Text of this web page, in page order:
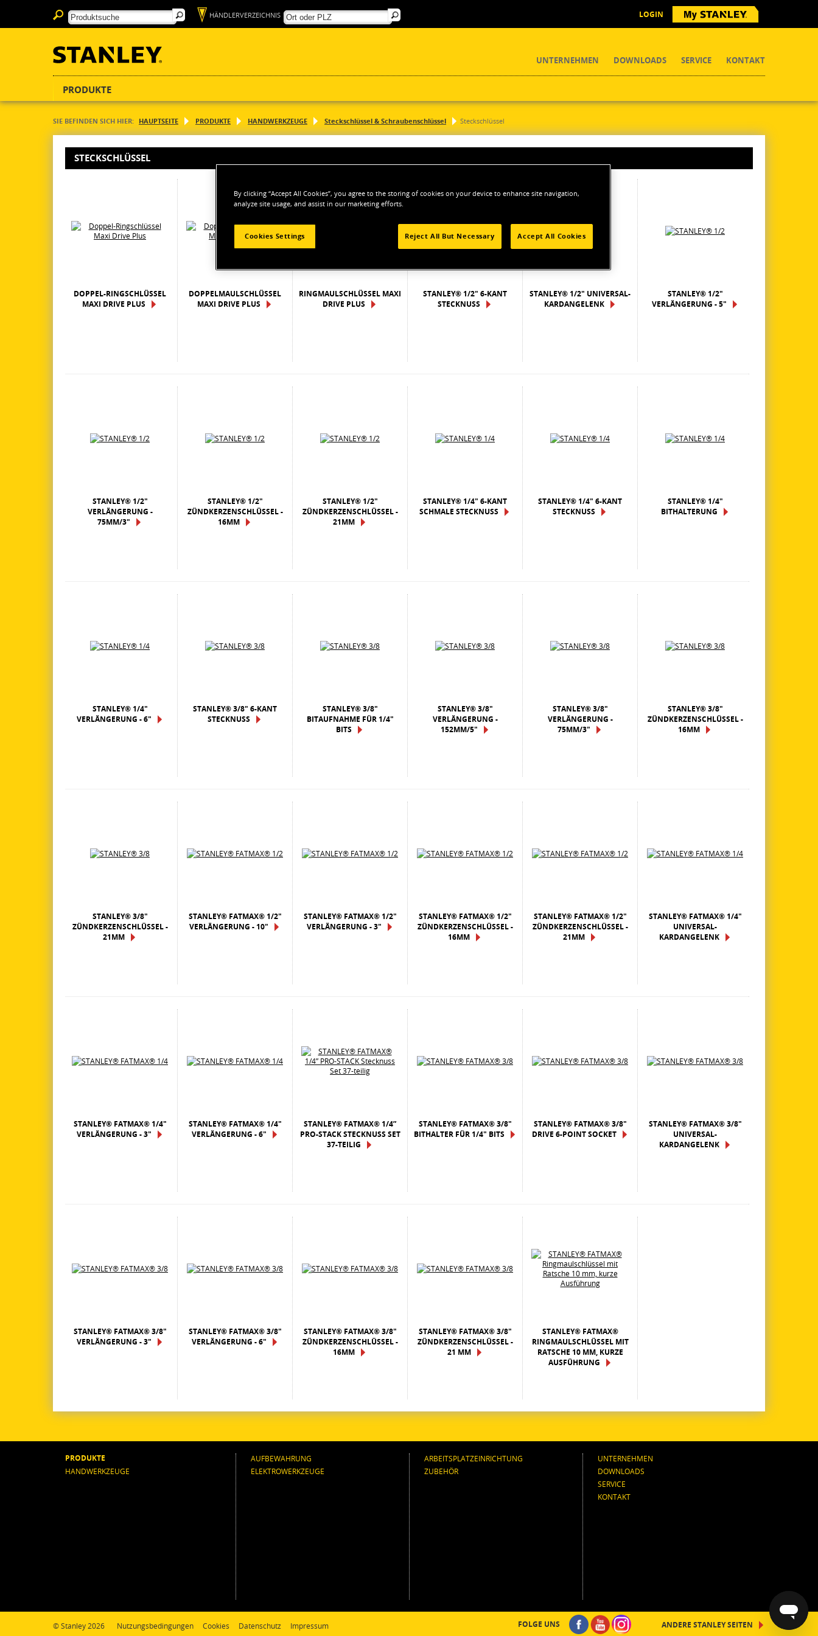
LOGIN
HÄNDLERVERZEICHNIS
UNTERNEHMEN DOWNLOADS SERVICE KONTAKT
PRODUKTE
SIE BEFINDEN SICH HIER: HAUPTSEITE PRODUKTE HANDWERKZEUGE Steckschlüssel & Schraubenschlüssel Steckschlüssel
STECKSCHLÜSSEL
DOPPEL-RINGSCHLÜSSEL
MAXI DRIVE PLUS
DOPPELMAULSCHLÜSSEL
MAXI DRIVE PLUS
RINGMAULSCHLÜSSEL MAXI
DRIVE PLUS
STANLEY® 1/2" 6-KANT
STECKNUSS
STANLEY® 1/2" UNIVERSAL-
KARDANGELENK
STANLEY® 1/2"
VERLÄNGERUNG - 5"
STANLEY® 1/2"
VERLÄNGERUNG -
75MM/3"
STANLEY® 1/2"
ZÜNDKERZENSCHLÜSSEL -
16MM
STANLEY® 1/2"
ZÜNDKERZENSCHLÜSSEL -
21MM
STANLEY® 1/4" 6-KANT
SCHMALE STECKNUSS
STANLEY® 1/4" 6-KANT
STECKNUSS
STANLEY® 1/4"
BITHALTERUNG
STANLEY® 1/4"
VERLÄNGERUNG - 6"
STANLEY® 3/8" 6-KANT
STECKNUSS
STANLEY® 3/8"
BITAUFNAHME FÜR 1/4"
BITS
STANLEY® 3/8"
VERLÄNGERUNG -
152MM/5"
STANLEY® 3/8"
VERLÄNGERUNG -
75MM/3"
STANLEY® 3/8"
ZÜNDKERZENSCHLÜSSEL -
16MM
STANLEY® 3/8"
ZÜNDKERZENSCHLÜSSEL -
21MM
STANLEY® FATMAX® 1/2"
VERLÄNGERUNG - 10"
STANLEY® FATMAX® 1/2"
VERLÄNGERUNG - 3"
STANLEY® FATMAX® 1/2"
ZÜNDKERZENSCHLÜSSEL -
16MM
STANLEY® FATMAX® 1/2"
ZÜNDKERZENSCHLÜSSEL -
21MM
STANLEY® FATMAX® 1/4"
UNIVERSAL-
KARDANGELENK
STANLEY® FATMAX® 1/4"
VERLÄNGERUNG - 3"
STANLEY® FATMAX® 1/4"
VERLÄNGERUNG - 6"
STANLEY® FATMAX® 1/4”
PRO-STACK STECKNUSS SET
37-TEILIG
STANLEY® FATMAX® 3/8"
BITHALTER FÜR 1/4" BITS
STANLEY® FATMAX® 3/8"
DRIVE 6-POINT SOCKET
STANLEY® FATMAX® 3/8"
UNIVERSAL-
KARDANGELENK
STANLEY® FATMAX® 3/8"
VERLÄNGERUNG - 3"
STANLEY® FATMAX® 3/8"
VERLÄNGERUNG - 6"
STANLEY® FATMAX® 3/8"
ZÜNDKERZENSCHLÜSSEL -
16MM
STANLEY® FATMAX® 3/8"
ZÜNDKERZENSCHLÜSSEL -
21 MM
STANLEY® FATMAX®
RINGMAULSCHLÜSSEL MIT
RATSCHE 10 MM, KURZE
AUSFÜHRUNG
PRODUKTE
HANDWERKZEUGE
AUFBEWAHRUNG
ELEKTROWERKZEUGE
ARBEITSPLATZEINRICHTUNG
ZUBEHÖR
UNTERNEHMEN
DOWNLOADS
SERVICE
KONTAKT
© Stanley 2026 Nutzungsbedingungen Cookies Datenschutz Impressum ANDERE STANLEY SEITEN
FOLGE UNS
By clicking “Accept All Cookies”, you agree to the storing of cookies on your device to enhance site navigation,
analyze site usage, and assist in our marketing efforts.
Cookies Settings Reject All But Necessary Accept All Cookies